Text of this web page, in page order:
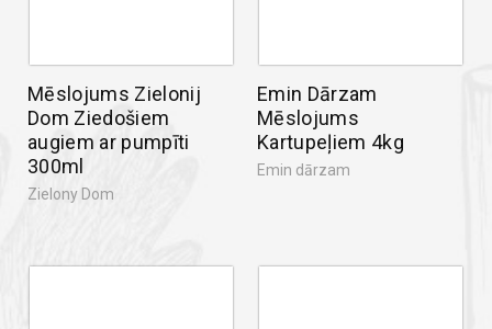
Mēslojums Zielonij
Dom Ziedošiem
augiem ar pumpīti
300ml
Zielony Dom
Emin Dārzam
Mēslojums
Kartupeļiem 4kg
Emin dārzam